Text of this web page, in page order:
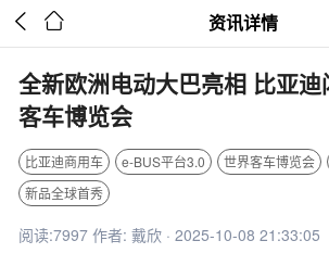
  资讯详情
全新欧洲电动大巴亮相 比亚
客车博览会
比亚迪商用车 e-BUS平台3.0 世界客车博览会
新品全球首秀
阅读:7997 作者: 戴欣 · 2025-10-08 21:33:05